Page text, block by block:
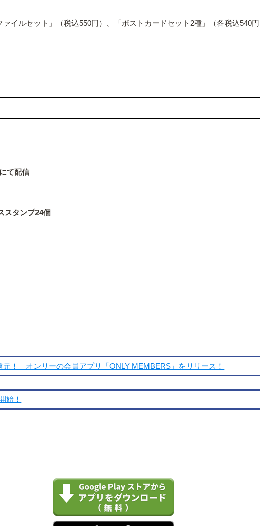
イルセット」（税込550円）、「ポストカードセット2種」（各税込540
て配信
スタンプ24個
！ オンリーの会員アプリ「ONLY MEMBERS」をリリース！
始！